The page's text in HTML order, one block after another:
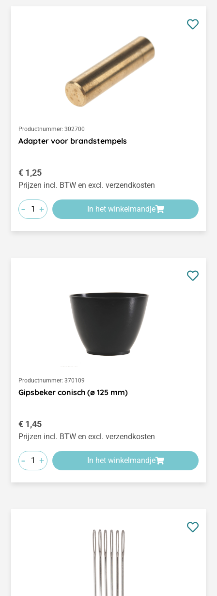
Productnummer: 302700
Adapter voor brandstempels
Normale prijs:
€ 1,25
Prijzen incl. BTW en excl. verzendkosten
- + In het winkelmandje
Productnummer: 370109
Gipsbeker conisch (ø 125 mm)
Normale prijs:
€ 1,45
Prijzen incl. BTW en excl. verzendkosten
- + In het winkelmandje